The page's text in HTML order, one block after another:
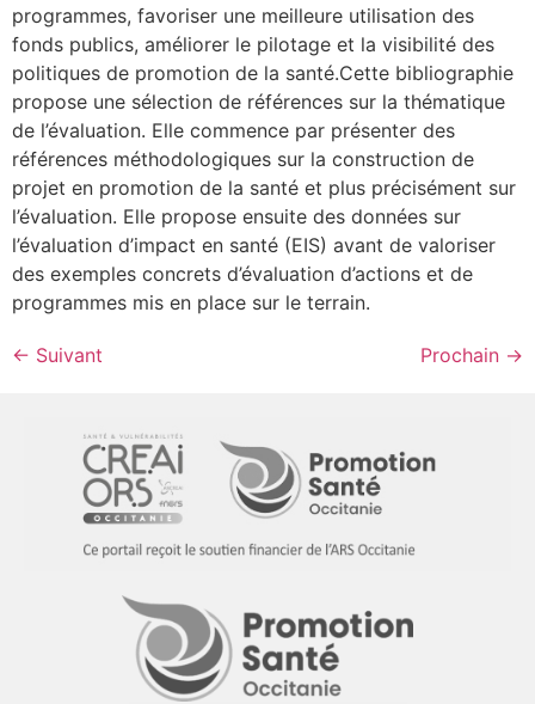
programmes, favoriser une meilleure utilisation des
fonds publics, améliorer le pilotage et la visibilité des
politiques de promotion de la santé.Cette bibliographie
propose une sélection de références sur la thématique
de l’évaluation. Elle commence par présenter des
références méthodologiques sur la construction de
projet en promotion de la santé et plus précisément sur
l’évaluation. Elle propose ensuite des données sur
l’évaluation d’impact en santé (EIS) avant de valoriser
des exemples concrets d’évaluation d’actions et de
programmes mis en place sur le terrain.
← Suivant Prochain →